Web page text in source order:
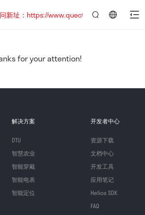
新址：https://www.quectel.com.cn
for your attention!
解决方案
DTU
智慧农业
智能穿戴
智能电表
智能定位
开发者中心
资源下载
文档中心
开发工具
应用笔记
Helios SDK
FAQ